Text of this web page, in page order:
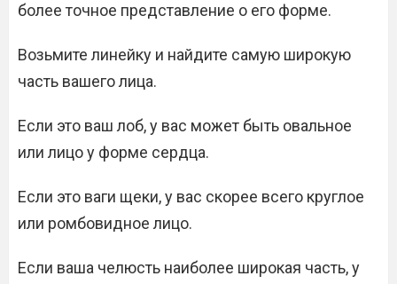
более точное представление о его форме.
Возьмите линейку и найдите самую широкую
часть вашего лица.
Если это ваш лоб, у вас может быть овальное
или лицо у форме сердца.
Если это ваги щеки, у вас скорее всего круглое
или ромбовидное лицо.
Если ваша челюсть наиболее широкая часть, у